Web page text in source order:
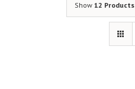
Show 12 Products